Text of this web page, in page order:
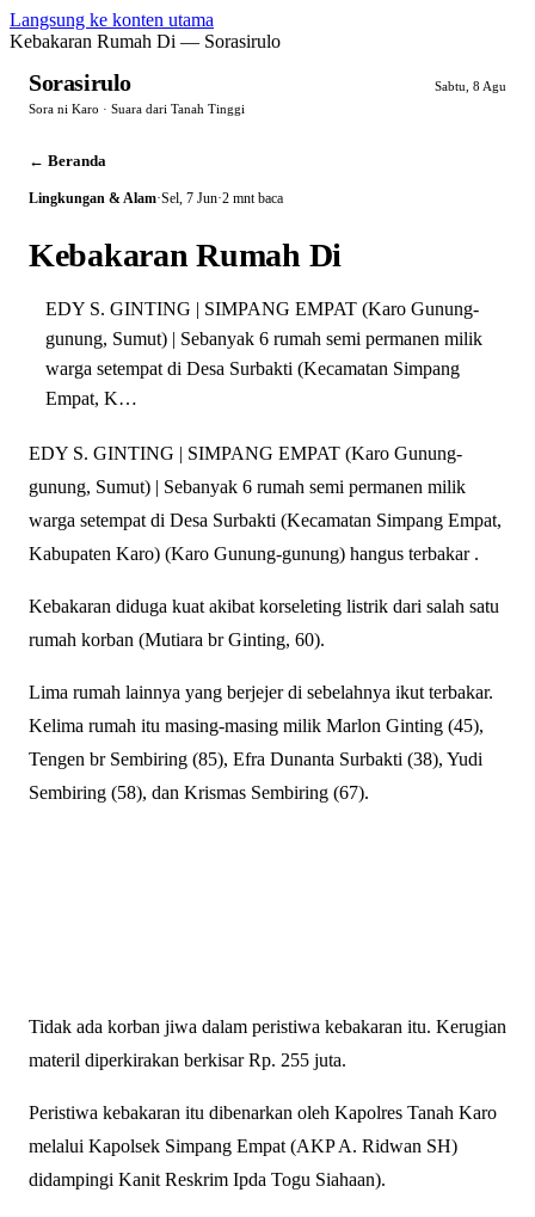
Langsung ke konten utama
Kebakaran Rumah Di — Sorasirulo
Sorasirulo
Sabtu, 8 Agu
Sora ni Karo · Suara dari Tanah Tinggi
← Beranda
Lingkungan & Alam·Sel, 7 Jun·2 mnt baca
Kebakaran Rumah Di
EDY S. GINTING | SIMPANG EMPAT (Karo Gunung-
gunung, Sumut) | Sebanyak 6 rumah semi permanen milik
warga setempat di Desa Surbakti (Kecamatan Simpang
Empat, K…
EDY S. GINTING | SIMPANG EMPAT (Karo Gunung-
gunung, Sumut) | Sebanyak 6 rumah semi permanen milik
warga setempat di Desa Surbakti (Kecamatan Simpang Empat,
Kabupaten Karo) (Karo Gunung-gunung) hangus terbakar .
Kebakaran diduga kuat akibat korseleting listrik dari salah satu
rumah korban (Mutiara br Ginting, 60).
Lima rumah lainnya yang berjejer di sebelahnya ikut terbakar.
Kelima rumah itu masing-masing milik Marlon Ginting (45),
Tengen br Sembiring (85), Efra Dunanta Surbakti (38), Yudi
Sembiring (58), dan Krismas Sembiring (67).
Tidak ada korban jiwa dalam peristiwa kebakaran itu. Kerugian
materil diperkirakan berkisar Rp. 255 juta.
Peristiwa kebakaran itu dibenarkan oleh Kapolres Tanah Karo
melalui Kapolsek Simpang Empat (AKP A. Ridwan SH)
didampingi Kanit Reskrim Ipda Togu Siahaan).